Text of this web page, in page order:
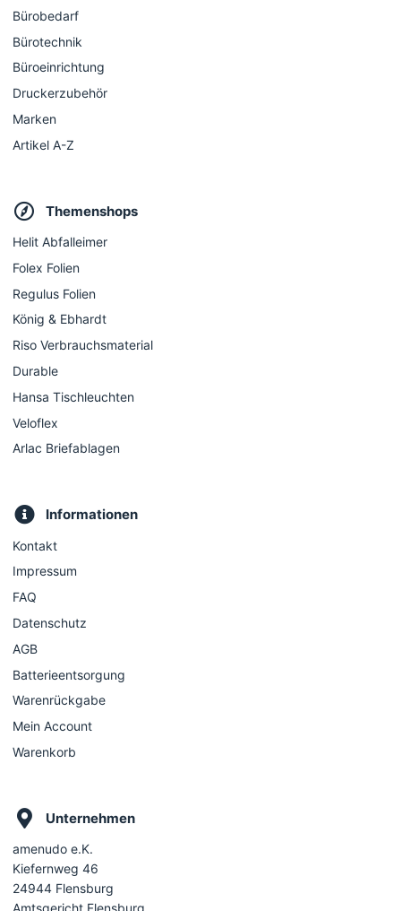
Bürobedarf
Bürotechnik
Büroeinrichtung
Druckerzubehör
Marken
Artikel A-Z
Themenshops
Helit Abfalleimer
Folex Folien
Regulus Folien
König & Ebhardt
Riso Verbrauchsmaterial
Durable
Hansa Tischleuchten
Veloflex
Arlac Briefablagen
Informationen
Kontakt
Impressum
FAQ
Datenschutz
AGB
Batterieentsorgung
Warenrückgabe
Mein Account
Warenkorb
Unternehmen
amenudo e.K.
Kiefernweg 46
24944 Flensburg
Amtsgericht Flensburg